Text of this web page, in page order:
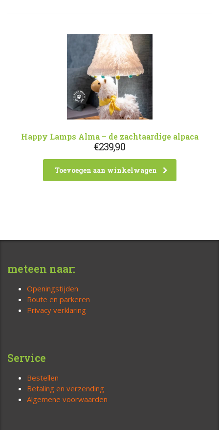
Happy Lamps Alma – de zachtaardige alpaca
€239,90
Toevoegen aan winkelwagen
meteen naar:
Openingstijden
Route en parkeren
Privacy verklaring
Service
Bestellen
Betaling en verzending
Algemene voorwaarden